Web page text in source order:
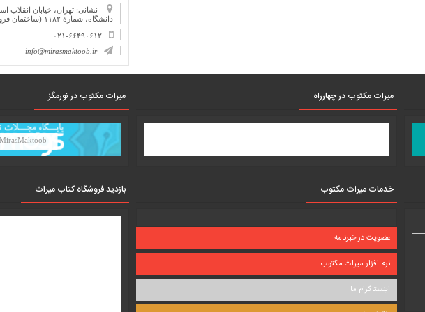
نشانی: تهران، خیابان انقلاب
دانشگاه، شمارۀ ۱۱۸۲ (ساختمان فروردین)، طبقۀ دوم
۰۲۱-۶۶۴۹۰۶۱۲
info@mirasmaktoob.ir
میرات مکتوب در چهارراه
خدمات میراث مکتوب
عضویت در خبرنامه
نرم افزار میراث مکتوب
اینستاگرام ما
میرات مکتوب در نورمگز
بازدید فروشگاه کتاب میراث